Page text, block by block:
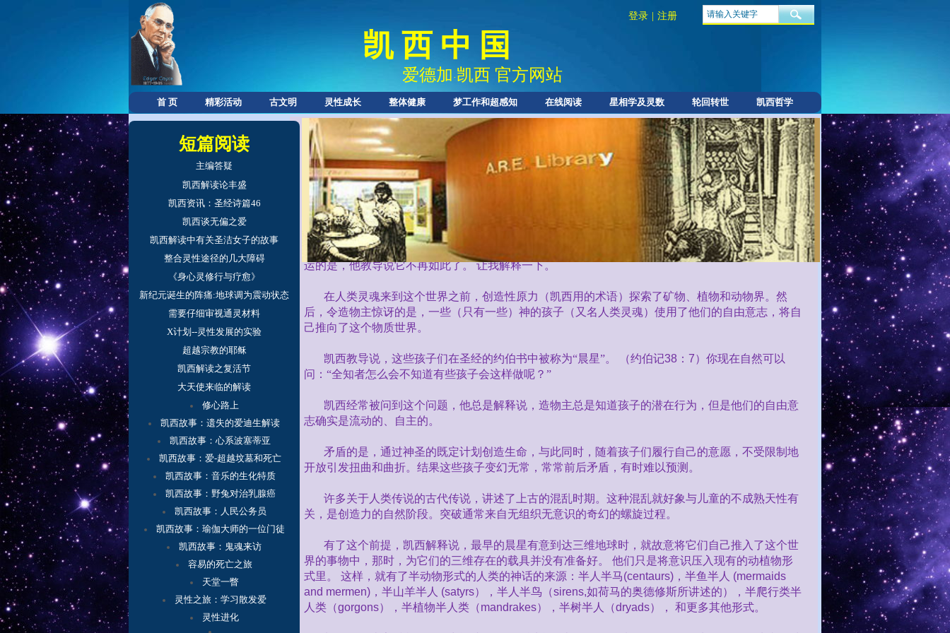
首 页 精彩活动 古文明 灵性成长 整体健康 梦工作和超感知 在线阅读 星相学及灵数 轮回转世 凯西哲学
凯 西 中 国
登录 注册
爱德加 · 凯西 官方网站
人类灵魂的迁移
我们现在花几分钟来学习“灵魂迁徙（变形
）”概念，该术语描述的是生命本质从一
种表达或表现形式，到另一种形式的运动，但它最常用于描述在不同动物体内的人类灵魂的迁徙。
你可能会惊讶地听到，爱德加·凯西对阿卡西记录的解读，实际上证实了这件事确实发生过。 幸
运的是，他教导说它不再如此了。 让我解释一下。
在人类灵魂来到这个世界之前，创造性原力（凯西用的术语）探索了矿物、植物和动物界。然
后，令造物主惊讶的是，一些（只有一些）神的孩子（又名人类灵魂）使用了他们的自由意志，将自
己推向了这个物质世界。
凯西教导说，这些孩子们在圣经的约伯书中被称为“晨星”。 （约伯记38 ： 7）你现在自然可以
问：“全知者怎么会不知道有些孩子会这样做呢？”
凯西经常被问到这个问题，他总是解释说，造物主总是知道孩子的潜在行为，但是他们的自由意
志确实是流动的、自主的。
矛盾的是，通过神圣的既定计划创造生命，与此同时，随着孩子们履行自己的意愿，不受限制地
开放引发扭曲和曲折。结果这些孩子变幻无常，常常前后矛盾，有时难以预测。
许多关于人类传说的古代传说，讲述了上古的混乱时期。这种混乱就好象与儿童的不成熟天性有
关，是创造力的自然阶段。突破通常来自无组织无意识的奇幻的螺旋过程。
有了这个前提，凯西解释说，最早的晨星有意到达三维地球时，就故意将它们自己推入了这个世
界的事物中，那时，为它们的三维存在的载具并没有准备好。
他们只是将意识压入现有的动植物形
式里。
这样，就有了半动物形式的人类的神话的来源：半人半马(centaurs) ，半鱼半人 (mermaids
and mermen) ，半山羊半人 (satyrs），半人半鸟（sirens,如荷马的奥德修斯所讲述的），半爬行类半
人类（gorgons），半植物半人类（mandrakes），半树半人（dryads）， 和更多其他形式。
短篇阅读
主编答疑
凯西解读论丰盛
凯西资讯：圣经诗篇46
凯西谈无偏之爱
凯西解读中有关圣洁女子的故事
整合灵性途径的几大障碍
《身心灵修行与疗愈》
新纪元诞生的阵痛:地球调为震动状态
需要仔细审视通灵材料
X计划--灵性发展的实验
超越宗教的耶稣
凯西解读之复活节
大天使来临的解读
修心路上
凯西故事： 遗失的爱迪生解读
凯西故事：心系波塞蒂亚
凯西故事：爱-超越坟墓和死亡
凯西故事：音乐的生化特质
凯西故事：野兔对治乳腺癌
凯西故事：人民公务员
凯西故事：瑜伽大师的一位门徒
凯西故事：鬼魂来访
容易的死亡之旅
天堂一瞥
灵性之旅：学习散发爱
灵性进化